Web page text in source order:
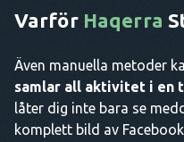
Varför Haqerra
Även manuella metoder
samlar all aktivitet i en
låter dig inte bara se
komplett bild av